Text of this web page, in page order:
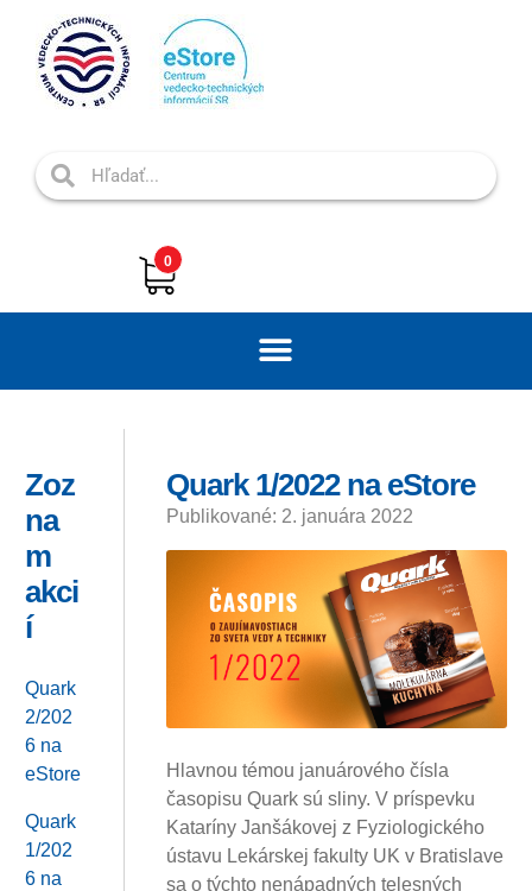
0
Zoz
na
m
akci
í
Quark
2/202
6 na
eStore
Quark
1/202
6 na
Quark 1/2022 na eStore
Publikované: 2. januára 2022
Hlavnou témou januárového čísla
časopisu Quark sú sliny. V príspevku
Kataríny Janšákovej z Fyziologického
ústavu Lekárskej fakulty UK v Bratislave
sa o týchto nenápadných telesných